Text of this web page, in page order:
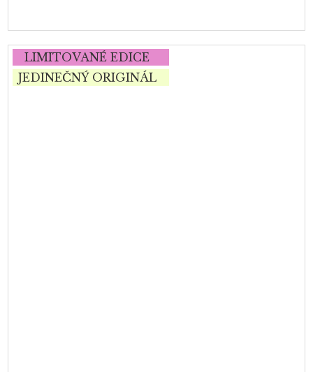
LIMITOVANÉ EDICE
JEDINEČNÝ ORIGINÁL